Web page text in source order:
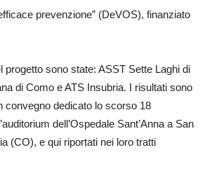
prevenzione” (DeVOS), finanziato
progetto sono state: ASST Sette Laghi di
di Como e ATS Insubria. I risultati sono
convegno dedicato lo scorso 18
dell’Ospedale Sant’Anna a San
(CO), e qui riportati nei loro tratti